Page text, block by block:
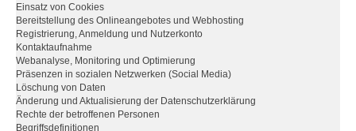
Einsatz von Cookies
Bereitstellung des Onlineangebotes und Webhosting
Registrierung, Anmeldung und Nutzerkonto
Kontaktaufnahme
Webanalyse, Monitoring und Optimierung
Präsenzen in sozialen Netzwerken (Social Media)
Löschung von Daten
Änderung und Aktualisierung der Datenschutzerklärung
Rechte der betroffenen Personen
Begriffsdefinitionen